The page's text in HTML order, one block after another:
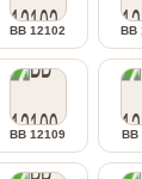
BB 12102 BB
BB 12109 BB